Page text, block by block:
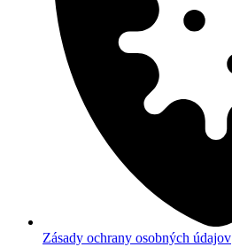
Zásady ochrany osobných údajov